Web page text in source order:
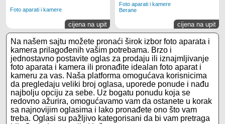
Foto aparati i kamere
cijena na upit
Foto aparati i kamere
Berane
cijena na upit
Na našem sajtu možete pronaći širok izbor foto aparata i
kamera prilagođenih vašim potrebama. Brzo i
jednostavno postavite oglas za prodaju ili iznajmljivanje
foto aparata i kamera ili pronađite idealan foto aparat i
kameru za vas. Naša platforma omogućava korisnicima
da pregledaju veliki broj oglasa, uporede ponude i nađu
najbolju opciju za sebe. Uz bogatu ponudu koja se
redovno ažurira, omogućavamo vam da ostanete u korak
sa najnovijim oglasima i lako pronađete ono što vam
treba. Oglasi su pažljivo kategorisani da bi vam pretraga